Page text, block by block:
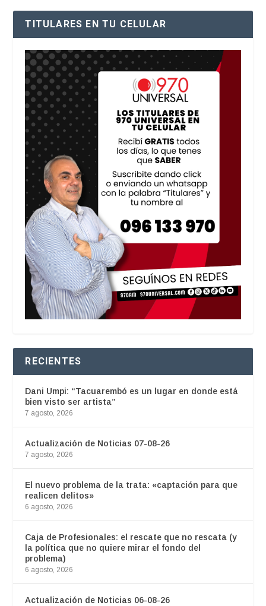
TITULARES EN TU CELULAR
RECIENTES
Dani Umpi: “Tacuarembó es un lugar en donde está
bien visto ser artista”
7 agosto, 2026
Actualización de Noticias 07-08-26
7 agosto, 2026
El nuevo problema de la trata: «captación para que
realicen delitos»
6 agosto, 2026
Caja de Profesionales: el rescate que no rescata (y
la política que no quiere mirar el fondo del
problema)
6 agosto, 2026
Actualización de Noticias 06-08-26